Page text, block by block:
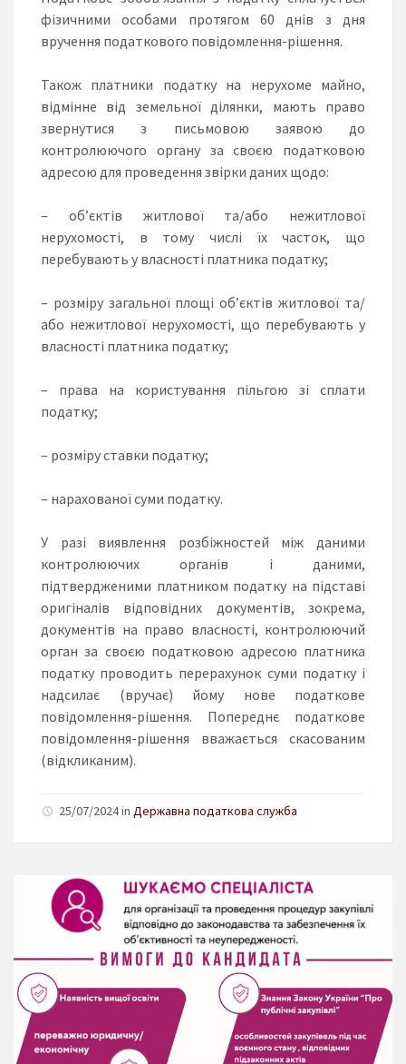
фізичними особами протягом 60 днів з дня
вручення податкового повідомлення-рішення.
Також платники податку на нерухоме майно,
відмінне від земельної ділянки, мають право
звернутися з письмовою заявою до
контролюючого органу за своєю податковою
адресою для проведення звірки даних щодо:
– об’єктів житлової та/або нежитлової
нерухомості, в тому числі їх часток, що
перебувають у власності платника податку;
– розміру загальної площі об’єктів житлової та/
або нежитлової нерухомості, що перебувають у
власності платника податку;
– права на користування пільгою зі сплати
податку;
– розміру ставки податку;
– нарахованої суми податку.
У разі виявлення розбіжностей між даними
контролюючих органів і даними,
підтвердженими платником податку на підставі
оригіналів відповідних документів, зокрема,
документів на право власності, контролюючий
орган за своєю податковою адресою платника
податку проводить перерахунок суми податку і
надсилає (вручає) йому нове податкове
повідомлення-рішення. Попереднє податкове
повідомлення-рішення вважається скасованим
(відкликаним).
25/07/2024 in Державна податкова служба